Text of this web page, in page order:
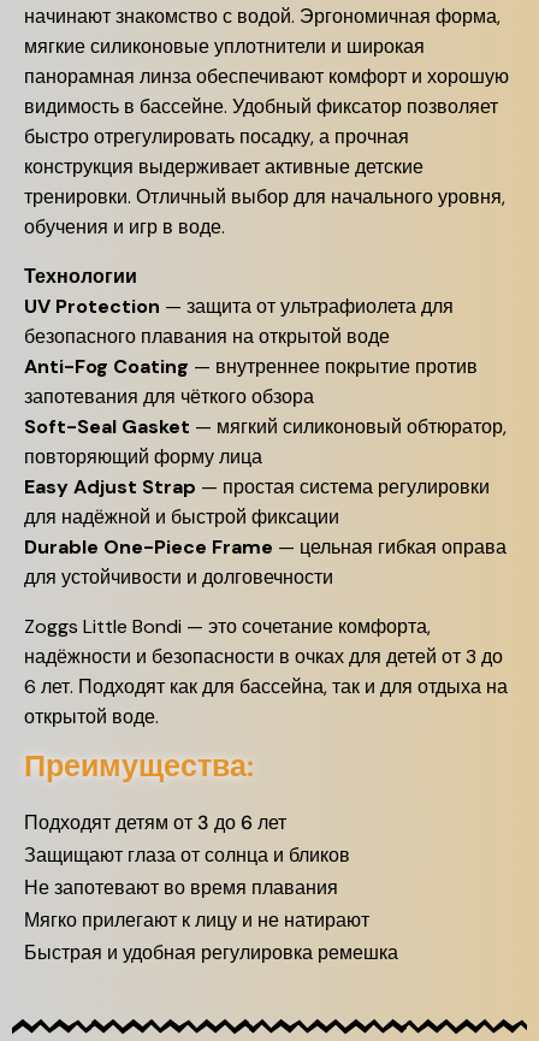
начинают знакомство с водой. Эргономичная форма,
мягкие силиконовые уплотнители и широкая
панорамная линза обеспечивают комфорт и хорошую
видимость в бассейне. Удобный фиксатор позволяет
быстро отрегулировать посадку, а прочная
конструкция выдерживает активные детские
тренировки. Отличный выбор для начального уровня,
обучения и игр в воде.
Технологии
UV Protection — защита от ультрафиолета для
безопасного плавания на открытой воде
Anti-Fog Coating — внутреннее покрытие против
запотевания для чёткого обзора
Soft-Seal Gasket — мягкий силиконовый обтюратор,
повторяющий форму лица
Easy Adjust Strap — простая система регулировки
для надёжной и быстрой фиксации
Durable One-Piece Frame — цельная гибкая оправа
для устойчивости и долговечности
Zoggs Little Bondi — это сочетание комфорта,
надёжности и безопасности в очках для детей от 3 до
6 лет. Подходят как для бассейна, так и для отдыха на
открытой воде.
Преимущества:
Подходят детям от 3 до 6 лет
Защищают глаза от солнца и бликов
Не запотевают во время плавания
Мягко прилегают к лицу и не натирают
Быстрая и удобная регулировка ремешка